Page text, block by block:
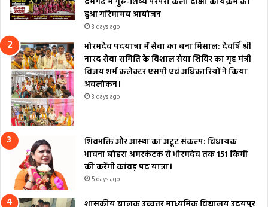
हुआ गरिमामय आयोजन
3 days ago
भोरमदेव पदयात्रा में सेवा का बना मिसाल: देवर्षि श्री
नारद सेवा समिति के विशाल सेवा शिविर का गृह मंत्री
विजय शर्म कलेक्टर एसपी एवं अधिकारियों ने किया
अवलोकन।
3 days ago
शिवभक्ति और आस्था का अटूट संकल्प: विधायक
भावना बोहरा अमरकंटक से भोरमदेव तक 151 किमी
की करेंगी कांवड़ पद यात्रा।
5 days ago